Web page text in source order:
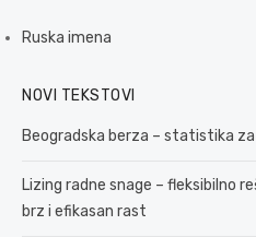
Ruska imena
NOVI TEKSTOVI
Beogradska berza – statistika
Lizing radne snage – fleksibilno
brz i efikasan rast